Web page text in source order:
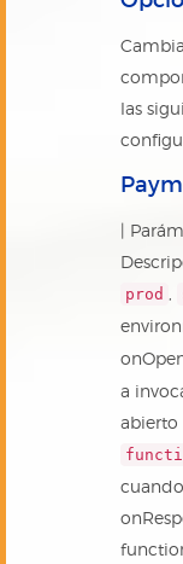
las
|
prod
a
abierto